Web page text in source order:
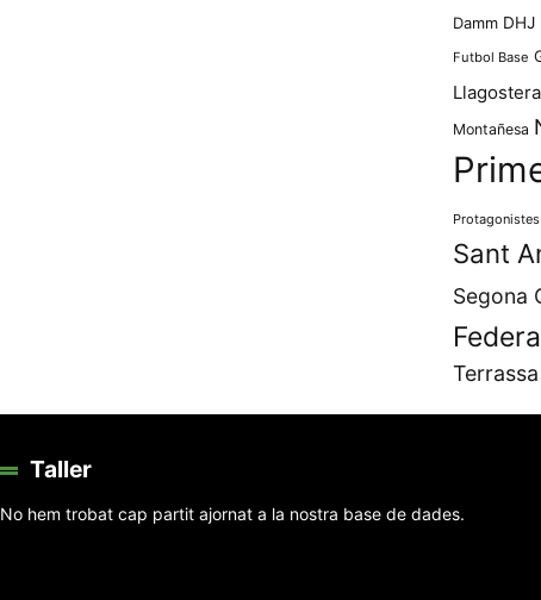
Damm DHJ
Futbol Base
Llagostera
Montañesa
Protagonistes
Sant
Segona
Terrassa
Taller
No hem trobat cap partit ajornat a la nostra base de dades.